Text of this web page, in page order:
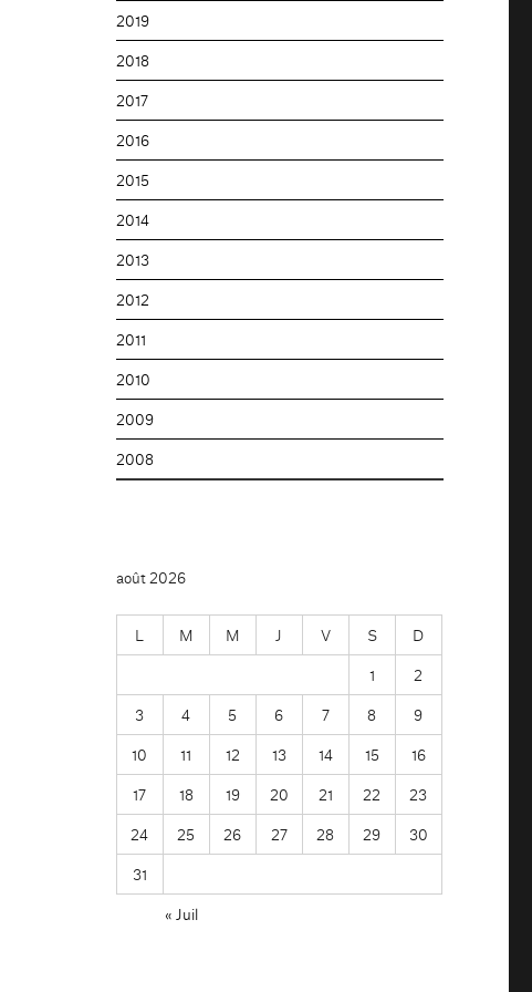
2019
2018
2017
2016
2015
2014
2013
2012
2011
2010
2009
2008
août 2026
L M M J V S
D
1
2
3
4 5 6 7 8
9
10
11 12 13 14 15
16
17
18 19 20 21 22
23
24
25 26 27 28 29
30
31
« Juil